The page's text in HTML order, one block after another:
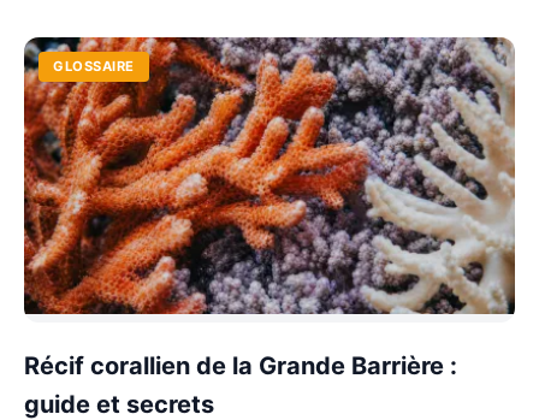
GLOSSAIRE
Récif corallien de la Grande Barrière :
guide et secrets